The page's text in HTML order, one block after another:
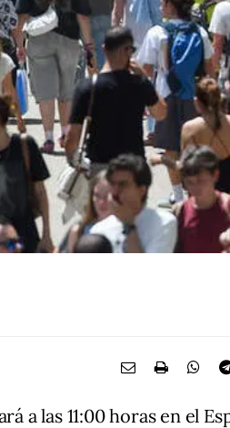
a las 11:00 horas en el